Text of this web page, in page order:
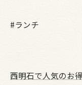
#ランチ
西明石で人気のお